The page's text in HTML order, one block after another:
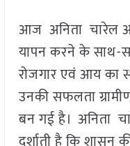
आज अनिता चारेल
यापन करने के साथ-
रोजगार एवं आय का
उनकी सफलता
बन गई है। अनिता